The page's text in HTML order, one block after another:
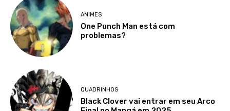
ANIMES
One Punch Man está com
problemas?
QUADRINHOS
Black Clover vai entrar em seu Arco